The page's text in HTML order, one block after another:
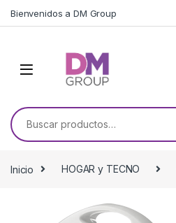
Bienvenidos a DM Group
Buscar por:
Inicio HOGAR y TECNO